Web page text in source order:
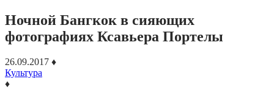
Ночной Бангкок в сияющих
фотографиях Ксавьера Портелы
26.09.2017 ♦
Культура
♦